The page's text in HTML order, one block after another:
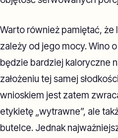
Warto również pamiętać, że
zależy od jego mocy. Wino
będzie bardziej kaloryczne
założeniu tej samej
wnioskiem jest zatem
etykietę „wytrawne”, ale
butelce. Jednak